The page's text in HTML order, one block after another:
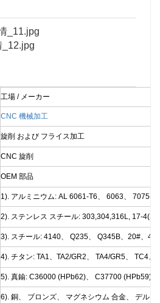
工場 / メーカー
CNC 機械加工
旋削 および フライス加工
CNC 旋削
OEM 部品
1). アルミニウム: AL 6061-T6、 6063、 7075-T
2). ステンレス スチール: 303,304,316L, 17-
3). スチール: 4140、 Q235、 Q345B、20#、
4). チタン: TA1、TA2/GR2、 TA4/GR5、 TC4、
5). 真鍮: C36000 (HPb62)、 C37700 (HPb59)
6). 銅、 ブロンズ、 マグネシウム 合金、 デル